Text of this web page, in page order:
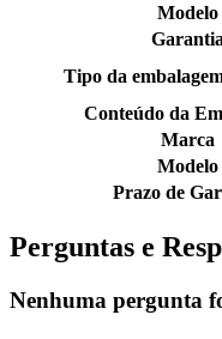
Modelo
Garantia
Tipo da
Conteúdo da
Marca
Modelo
Prazo de
Perguntas e
Nenhuma pergunta